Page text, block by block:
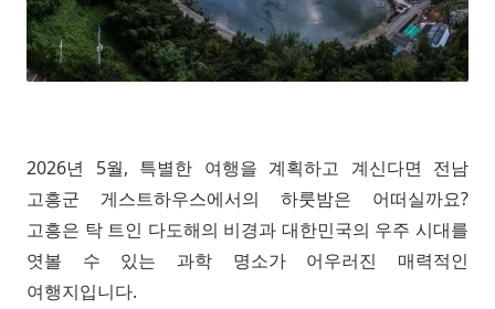
2026년 5월, 특별한 여행을 계획하고 계신다면 전남
고흥군 게스트하우스에서의 하룻밤은 어떠실까요?
고흥은 탁 트인 다도해의 비경과 대한민국의 우주 시대를
엿볼 수 있는 과학 명소가 어우러진 매력적인
여행지입니다.